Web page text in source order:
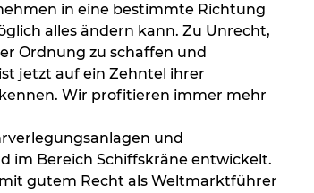
in eine bestimmte Richtung
alles ändern kann. Zu Unrecht,
Ordnung zu schaffen und
jetzt auf ein Zehntel ihrer
Wir profitieren immer mehr
und
im Bereich Schiffskräne entwickelt.
gutem Recht als Weltmarktführer